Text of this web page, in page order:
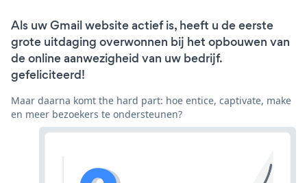
Als uw Gmail website actief is, heeft u de eerste
grote uitdaging overwonnen bij het opbouwen van
de online aanwezigheid van uw bedrijf.
gefeliciteerd!
Maar daarna komt the hard part: hoe entice, captivate, make
en meer bezoekers te ondersteunen?